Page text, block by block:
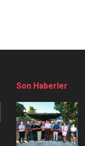
Son Haberler